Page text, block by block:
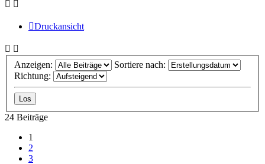
Druckansicht
Anzeigen:
Sortiere nach:
Richtung:
24 Beiträge
1
2
3